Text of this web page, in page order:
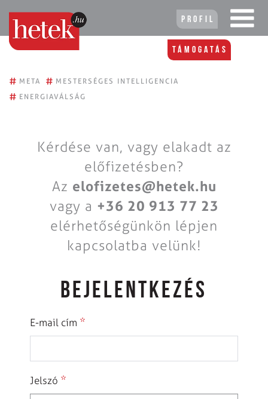
Profil
Támogatás
# META # MESTERSÉGES INTELLIGENCIA
# ENERGIAVÁLSÁG
Kérdése van, vagy elakadt az
előfizetésben?
Az elofizetes@hetek.hu
vagy a +36 20 913 77 23
elérhetőségünkön lépjen
kapcsolatba velünk!
BEJELENTKEZÉS
E-mail cím *
Jelszó *